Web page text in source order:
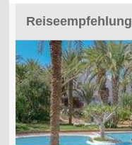
Reiseempfehlung